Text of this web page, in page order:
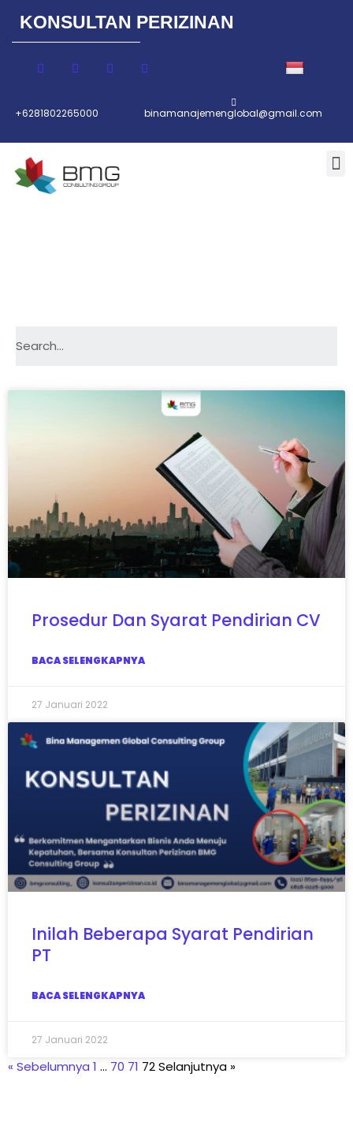
Lompat
KONSULTAN PERIZINAN
+6281802265000 binamanajemenglobal@gmail.com
Prosedur Dan Syarat Pendirian CV
BACA SELENGKAPNYA
27 Januari 2022
Inilah Beberapa Syarat Pendirian
PT
BACA SELENGKAPNYA
27 Januari 2022
« Sebelumnya 1 … 70 71 72Selanjutnya »